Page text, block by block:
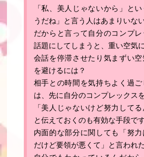
「私、美人じゃないから」と
うだね」と言う人はあまりいな
だからと言って自分のコンプレ
話題にしてしまうと、重い空気
会話を停滞させたり気まずい空
を避けるには？
相手との時間を気持ちよく過ご
は、先に自分のコンプレックス
「美人じゃないけど努力してる
と伝えておくのも有効な手段です
内面的な部分に関しても「努
だけど要領が悪くて」と言われた